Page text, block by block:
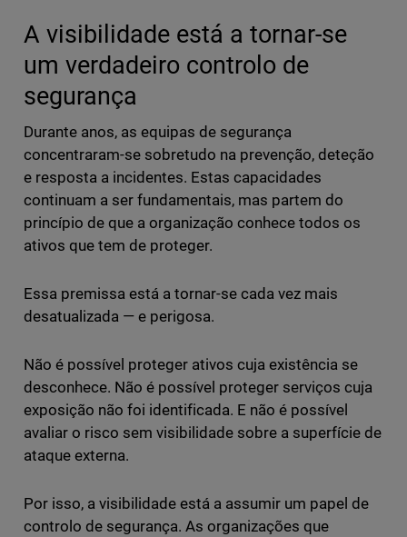
A visibilidade está a tornar-se
um verdadeiro controlo de
segurança
Durante anos, as equipas de segurança
concentraram-se sobretudo na prevenção, deteção
e resposta a incidentes. Estas capacidades
continuam a ser fundamentais, mas partem do
princípio de que a organização conhece todos os
ativos que tem de proteger.
Essa premissa está a tornar-se cada vez mais
desatualizada — e perigosa.
Não é possível proteger ativos cuja existência se
desconhece. Não é possível proteger serviços cuja
exposição não foi identificada. E não é possível
avaliar o risco sem visibilidade sobre a superfície de
ataque externa.
Por isso, a visibilidade está a assumir um papel de
controlo de segurança. As organizações que